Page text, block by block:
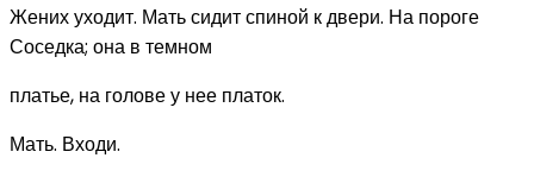
Жених уходит. Мать сидит спиной к двери. На пороге
Соседка; она в темном
платье, на голове у нее платок.
Мать. Входи.